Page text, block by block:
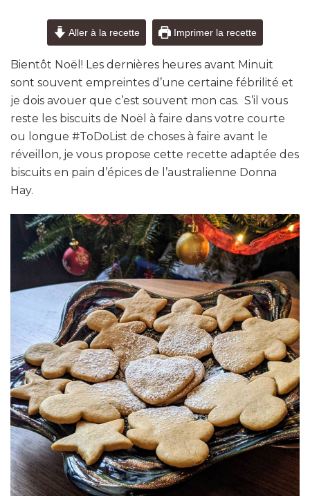
Aller à la recette Imprimer la recette
Bientôt Noël! Les dernières heures avant Minuit
sont souvent empreintes d’une certaine fébrilité et
je dois avouer que c’est souvent mon cas. S’il vous
reste les biscuits de Noël à faire dans votre courte
ou longue #ToDoList de choses à faire avant le
réveillon, je vous propose cette recette adaptée des
biscuits en pain d’épices de l’australienne Donna
Hay.